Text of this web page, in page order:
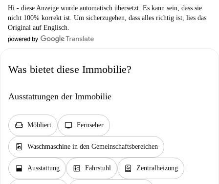
Hi - diese Anzeige wurde automatisch übersetzt. Es kann sein, dass sie
nicht 100% korrekt ist. Um sicherzugehen, dass alles richtig ist, lies das
Original auf Englisch.
Was bietet diese Immobilie?
Ausstattungen der Immobilie
chair Möbliert tv Fernseher
local_laundry_service Waschmaschine in den Gemeinschaftsbereichen
window_open Ausstattung elevator Fahrstuhl water_heater Zentralheizung